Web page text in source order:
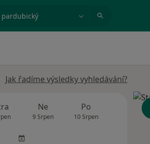
region
Jak řadíme výsledky vyhledávání?
Ne
9 Srpen
Po
10 Srpen